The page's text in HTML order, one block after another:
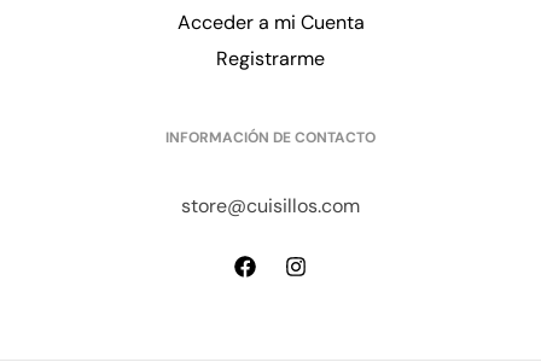
Acceder a mi Cuenta
Registrarme
INFORMACIÓN DE CONTACTO
store@cuisillos.com